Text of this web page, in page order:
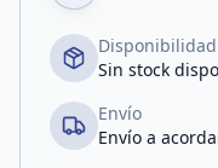
Disponibilidad
Sin stock
Envío
Envío a